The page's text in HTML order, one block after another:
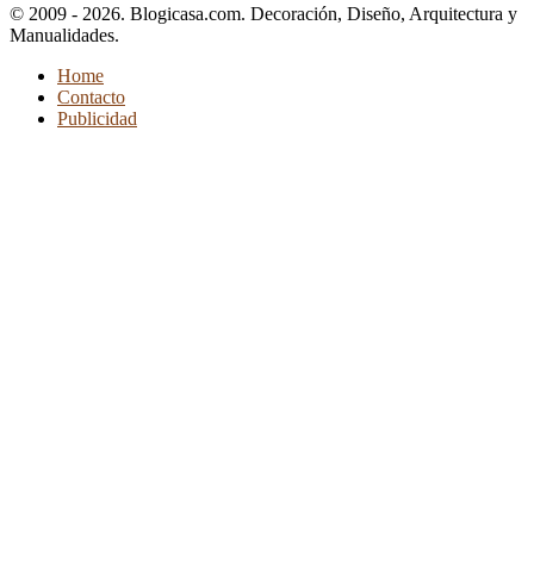
© 2009 - 2026. Blogicasa.com. Decoración, Diseño, Arquitectura y
Manualidades.
Home
Contacto
Publicidad